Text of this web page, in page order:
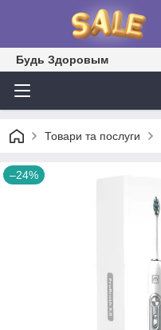
Будь Здоровым
Товари та послуги
–24%